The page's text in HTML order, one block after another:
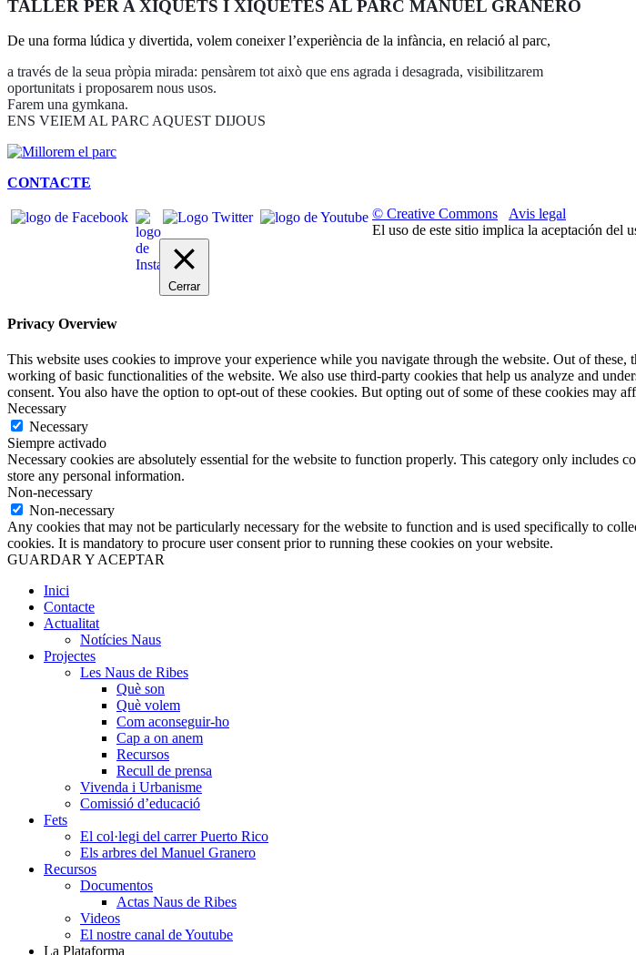
TALLER PER A XIQUETS I XIQUETES AL PARC MANUEL GRANERO
De una forma lúdica y divertida, volem coneixer l’experiència de la infància, en relació al parc,
a través de la seua pròpia mirada: pensàrem tot això que ens agrada i desagrada, visibilitzarem
oportunitats i proposarem nous usos.
Farem una gymkana.
ENS VEIEM AL PARC AQUEST DIJOUS
CONTACTE
© Creative Commons
Avis legal
El uso de este sitio implica la aceptación del
Cerrar
Privacy Overview
This website uses cookies to improve your experience while you navigate through the website. Out of these,
working of basic functionalities of the website. We also use third-party cookies that help us analyze and
consent. You also have the option to opt-out of these cookies. But opting out of some of these cookies may
Necessary
Necessary
Siempre activado
Necessary cookies are absolutely essential for the website to function properly. This category only includes
store any personal information.
Non-necessary
Non-necessary
Any cookies that may not be particularly necessary for the website to function and is used specifically to
cookies. It is mandatory to procure user consent prior to running these cookies on your website.
GUARDAR Y ACEPTAR
Inici
Contacte
Actualitat
Notícies Naus
Projectes
Les Naus de Ribes
Què son
Què volem
Com aconseguir-ho
Cap a on anem
Recursos
Recull de prensa
Vivenda i Urbanisme
Comissió d’educació
Fets
El col·legi del carrer Puerto Rico
Els arbres del Manuel Granero
Recursos
Documentos
Actas Naus de Ribes
Videos
El nostre canal de Youtube
La Plataforma